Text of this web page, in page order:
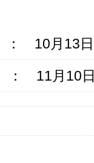
月13日(
11月10日